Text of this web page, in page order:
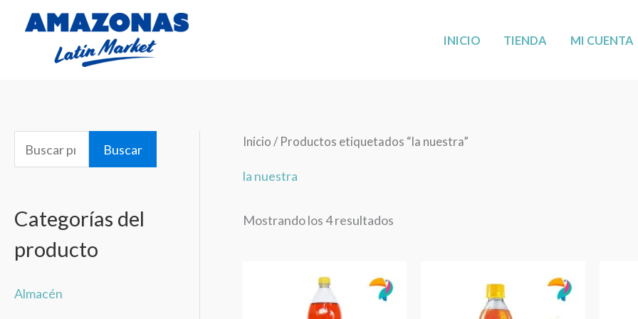
contenido
INICIO TIENDA MI CUENTA
u
c
a
p
Buscar
Categorías del
producto
Almacén
Inicio / Productos etiquetados “la nuestra”
la nuestra
Mostrando los 4 resultados
Ordenado
por